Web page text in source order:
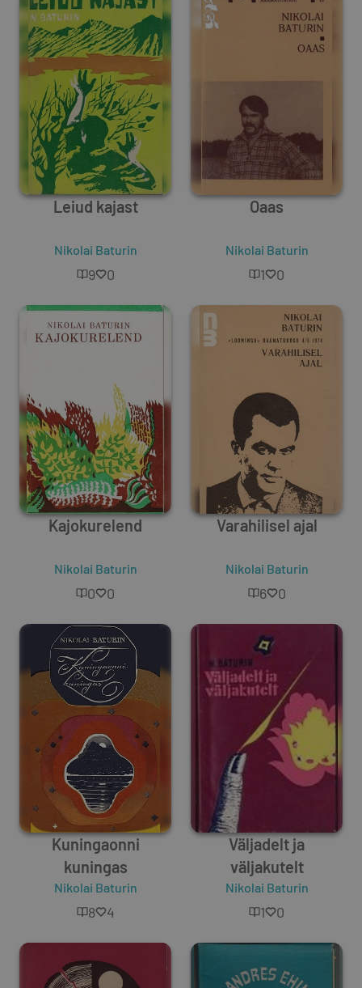
Leiud kajast
Nikolai Baturin
9 0
Oaas
Nikolai Baturin
1 0
Kajokurelend
Nikolai Baturin
0 0
Varahilisel ajal
Nikolai Baturin
6 0
Kuningaonni
kuningas
Nikolai Baturin
8 4
Väljadelt ja
väljakutelt
Nikolai Baturin
1 0